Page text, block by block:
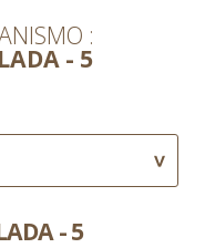
- 5
- 5